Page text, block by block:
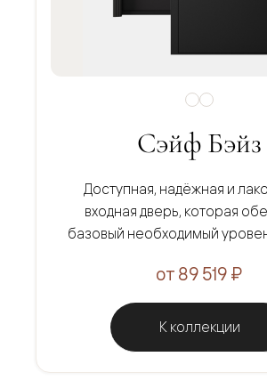
Сэйф Бэйз
Доступная, надёжная и
входная дверь, которая
базовый необходимый
от 89 519 ₽
К коллекции